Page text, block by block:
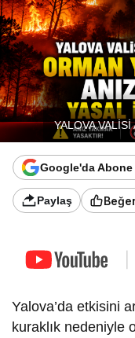
YALOVA
Google'da Abone
Paylaş
Yalova’da etkisini
kuraklık nedeniyle